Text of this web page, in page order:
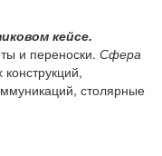
кейсе.
и переноски. Сфера
столярные